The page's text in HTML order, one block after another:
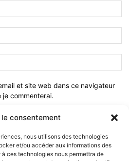
le consentement
nous utilisons des technologies
et/ou accéder aux informations des
ces technologies nous permettra de
et site web dans ce navigateur
je commenterai.